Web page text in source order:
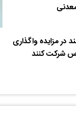
در مزایده واگذاری
شرکت کنند